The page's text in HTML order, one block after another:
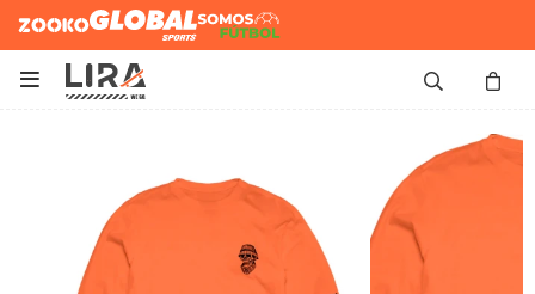
Zooko Global Sports
Somos
Futbol
